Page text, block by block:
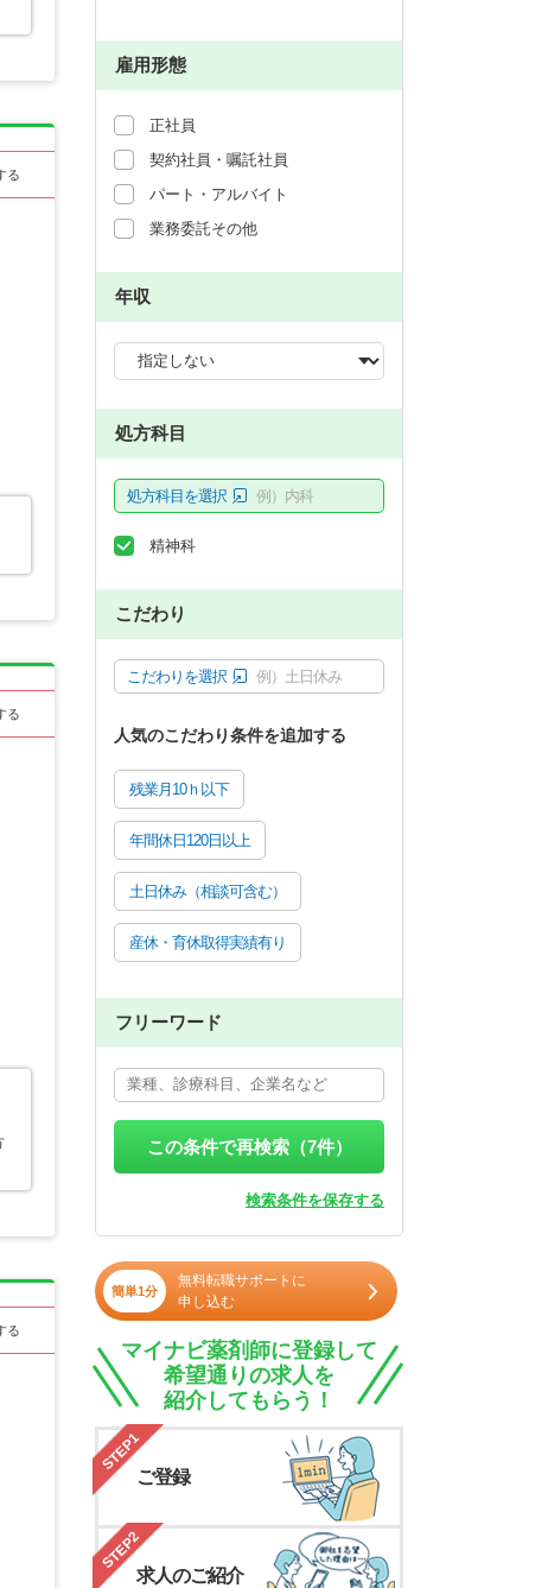
る
る
る
雇用形態
正社員
契約社員・嘱託社員
パート・アルバイト
業務委託その他
年収
処方科目
処方科目を選択 例）内科
精神科
こだわり
こだわりを選択 例）土日休み
人気のこだわり条件を追加する
残業月10ｈ以下
年間休日120日以上
土日休み（相談可含む）
産休・育休取得実績有り
フリーワード
この条件で再検索（7件）
検索条件を保存する
簡単1分
無料転職サポートに
申し込む
マイナビ薬剤師に登録して
希望通りの求人を
紹介してもらう！
STEP1
ご登録
STEP2
求人のご紹介